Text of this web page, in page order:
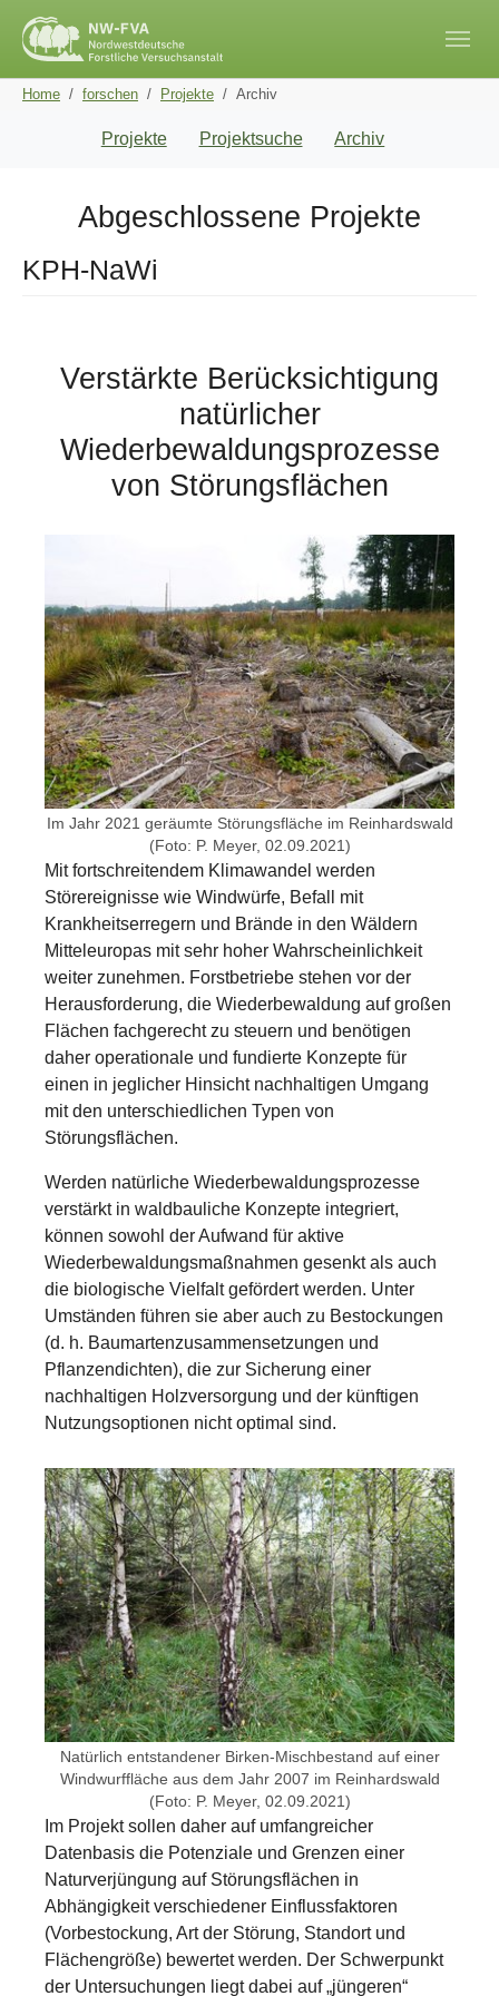
You are here:
Home forschen Projekte Archiv
Projekte Projektsuche Archiv
Abgeschlossene Projekte
KPH-NaWi
Verstärkte Berücksichtigung
natürlicher
Wiederbewaldungsprozesse
von Störungsflächen
Im Jahr 2021 geräumte Störungsfläche im Reinhardswald
(Foto: P. Meyer, 02.09.2021)
Mit fortschreitendem Klimawandel werden
Störereignisse wie Windwürfe, Befall mit
Krankheitserregern und Brände in den Wäldern
Mitteleuropas mit sehr hoher Wahrscheinlichkeit
weiter zunehmen. Forstbetriebe stehen vor der
Herausforderung, die Wiederbewaldung auf großen
Flächen fachgerecht zu steuern und benötigen
daher operationale und fundierte Konzepte für
einen in jeglicher Hinsicht nachhaltigen Umgang
mit den unterschiedlichen Typen von
Störungsflächen.
Werden natürliche Wiederbewaldungsprozesse
verstärkt in waldbauliche Konzepte integriert,
können sowohl der Aufwand für aktive
Wiederbewaldungsmaßnahmen gesenkt als auch
die biologische Vielfalt gefördert werden. Unter
Umständen führen sie aber auch zu Bestockungen
(d. h. Baumartenzusammensetzungen und
Pflanzendichten), die zur Sicherung einer
nachhaltigen Holzversorgung und der künftigen
Nutzungsoptionen nicht optimal sind.
Natürlich entstandener Birken-Mischbestand auf einer
Windwurffläche aus dem Jahr 2007 im Reinhardswald
(Foto: P. Meyer, 02.09.2021)
Im Projekt sollen daher auf umfangreicher
Datenbasis die Potenziale und Grenzen einer
Naturverjüngung auf Störungsflächen in
Abhängigkeit verschiedener Einflussfaktoren
(Vorbestockung, Art der Störung, Standort und
Flächengröße) bewertet werden. Der Schwerpunkt
der Untersuchungen liegt dabei auf „jüngeren“